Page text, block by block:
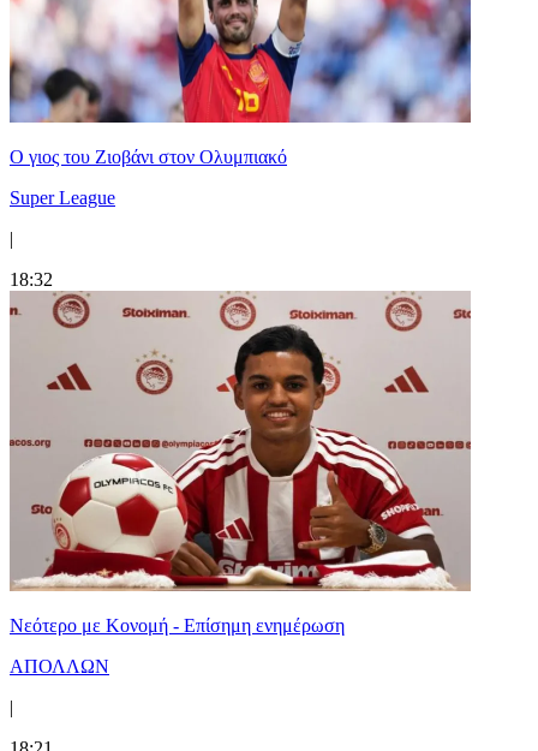
Ο γιος του Ζιοβάνι στον Ολυμπιακό
Super League
|
18:32
Νεότερο με Κονομή - Επίσημη ενημέρωση
ΑΠΟΛΛΩΝ
|